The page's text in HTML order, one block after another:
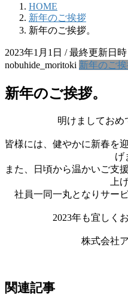
HOME
新年のご挨拶
新年のご挨拶。
2023年1月1日 / 最終更新日時
nobuhide_moritoki 新年のご
新年のご挨拶。
明けましておめ
皆様には、健やかに新春を
げ
また、日頃から温かいご支
上
社員一同一丸となりサー
2023年も宜しく
株式会社
関連記事